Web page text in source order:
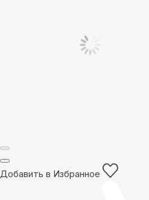
Добавить в Избранное